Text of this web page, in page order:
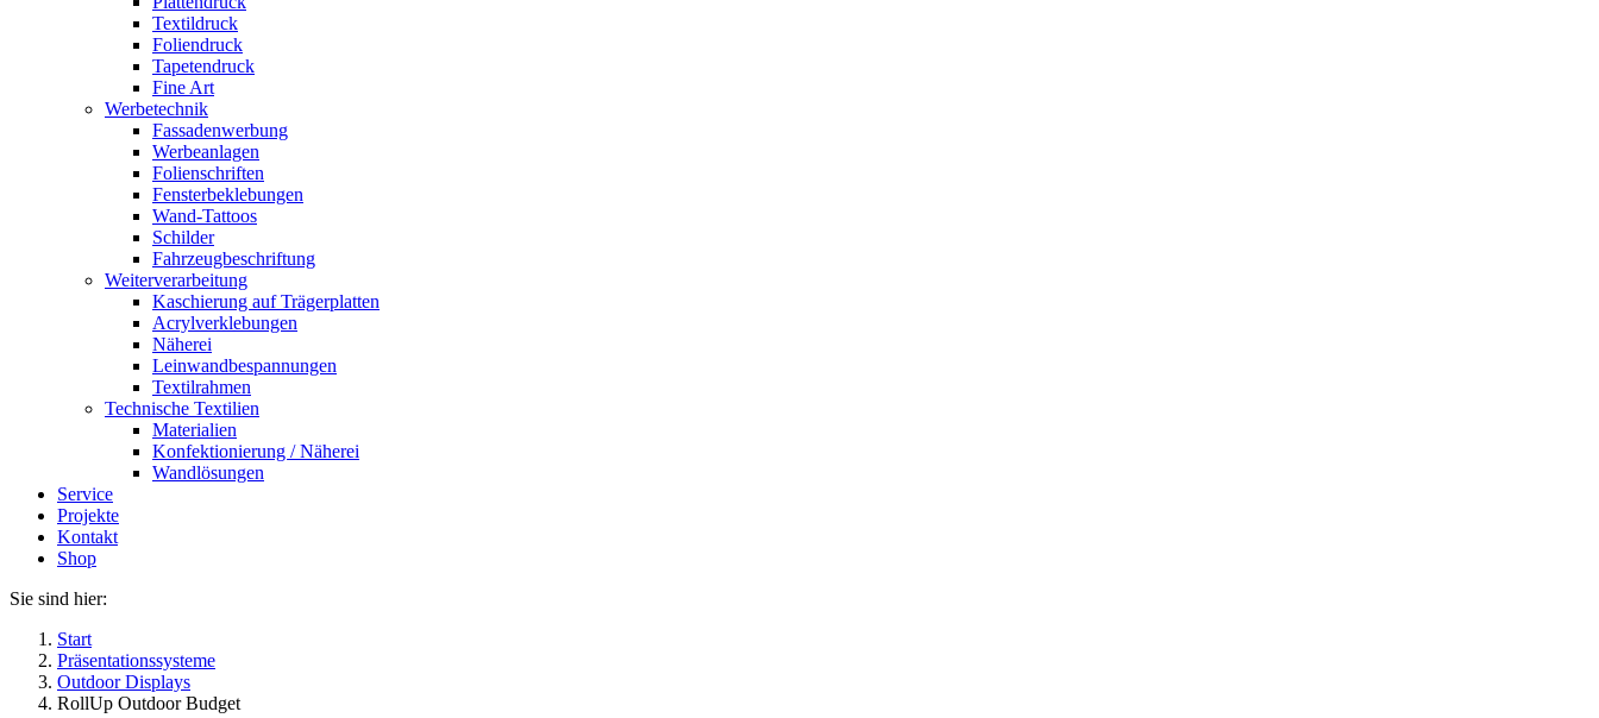
Textildruck
Foliendruck
Tapetendruck
Fine Art
Werbetechnik
Fassadenwerbung
Werbeanlagen
Folienschriften
Fensterbeklebungen
Wand-Tattoos
Schilder
Fahrzeugbeschriftung
Weiterverarbeitung
Kaschierung auf Trägerplatten
Acrylverklebungen
Näherei
Leinwandbespannungen
Textilrahmen
Technische Textilien
Materialien
Konfektionierung / Näherei
Wandlösungen
Service
Projekte
Kontakt
Shop
Sie sind hier:
Start
Präsentationssysteme
Outdoor Displays
RollUp Outdoor Budget